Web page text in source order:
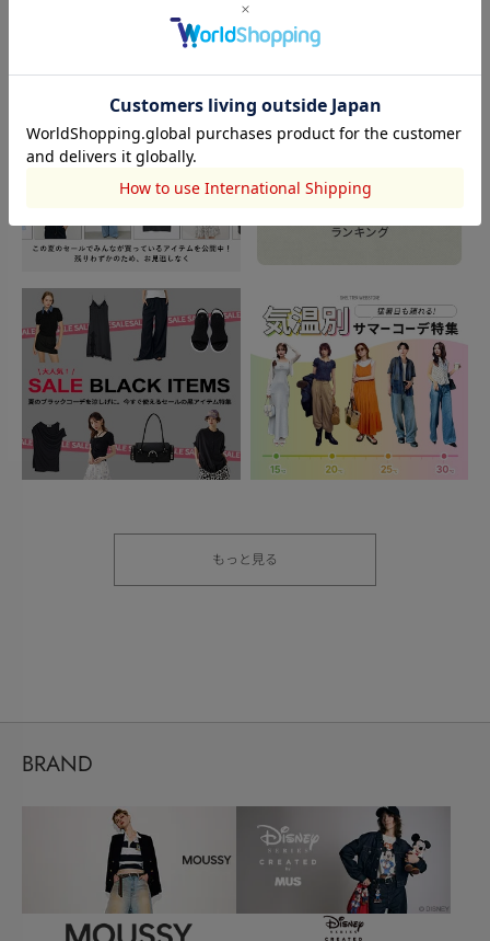
TOPICS
もっと見る
BRAND